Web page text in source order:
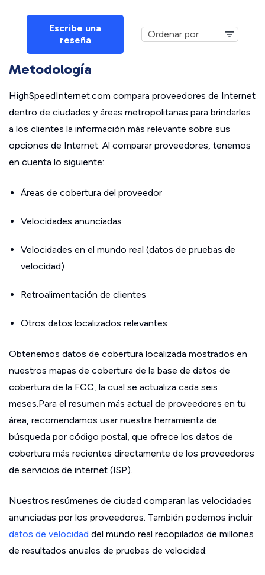
Escribe una
reseña
Metodología
HighSpeedInternet.com compara proveedores de Internet
dentro de ciudades y áreas metropolitanas para brindarles
a los clientes la información más relevante sobre sus
opciones de Internet. Al comparar proveedores, tenemos
en cuenta lo siguiente:
Áreas de cobertura del proveedor
Velocidades anunciadas
Velocidades en el mundo real (datos de pruebas de
velocidad)
Retroalimentación de clientes
Otros datos localizados relevantes
Obtenemos datos de cobertura localizada mostrados en
nuestros mapas de cobertura de la base de datos de
cobertura de la FCC, la cual se actualiza cada seis
meses.Para el resumen más actual de proveedores en tu
área, recomendamos usar nuestra herramienta de
búsqueda por código postal, que ofrece los datos de
cobertura más recientes directamente de los proveedores
de servicios de internet (ISP).
Nuestros resúmenes de ciudad comparan las velocidades
anunciadas por los proveedores. También podemos incluir
datos de velocidad del mundo real recopilados de millones
de resultados anuales de pruebas de velocidad.